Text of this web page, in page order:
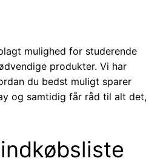
mulighed for studerende
produkter. Vi har
du bedst muligt sparer
og samtidig får råd til alt det,